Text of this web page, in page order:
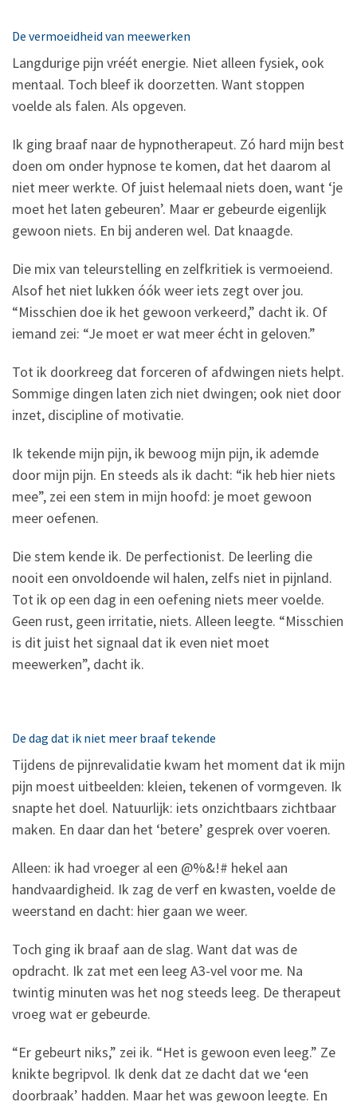
De vermoeidheid van meewerken
Langdurige pijn vréét energie. Niet alleen fysiek, ook
mentaal. Toch bleef ik doorzetten. Want stoppen
voelde als falen. Als opgeven.
Ik ging braaf naar de hypnotherapeut. Zó hard mijn best
doen om onder hypnose te komen, dat het daarom al
niet meer werkte. Of juist helemaal niets doen, want ‘je
moet het laten gebeuren’. Maar er gebeurde eigenlijk
gewoon niets. En bij anderen wel. Dat knaagde.
Die mix van teleurstelling en zelfkritiek is vermoeiend.
Alsof het niet lukken óók weer iets zegt over jou.
“Misschien doe ik het gewoon verkeerd,” dacht ik. Of
iemand zei: “Je moet er wat meer écht in geloven.”
Tot ik doorkreeg dat forceren of afdwingen niets helpt.
Sommige dingen laten zich niet dwingen; ook niet door
inzet, discipline of motivatie.
Ik tekende mijn pijn, ik bewoog mijn pijn, ik ademde
door mijn pijn. En steeds als ik dacht: “ik heb hier niets
mee”, zei een stem in mijn hoofd: je moet gewoon
meer oefenen.
Die stem kende ik. De perfectionist. De leerling die
nooit een onvoldoende wil halen, zelfs niet in pijnland.
Tot ik op een dag in een oefening niets meer voelde.
Geen rust, geen irritatie, niets. Alleen leegte. “Misschien
is dit juist het signaal dat ik even niet moet
meewerken”, dacht ik.
De dag dat ik niet meer braaf tekende
Tijdens de pijnrevalidatie kwam het moment dat ik mijn
pijn moest uitbeelden: kleien, tekenen of vormgeven. Ik
snapte het doel. Natuurlijk: iets onzichtbaars zichtbaar
maken. En daar dan het ‘betere’ gesprek over voeren.
Alleen: ik had vroeger al een @%&!# hekel aan
handvaardigheid. Ik zag de verf en kwasten, voelde de
weerstand en dacht: hier gaan we weer.
Toch ging ik braaf aan de slag. Want dat was de
opdracht. Ik zat met een leeg A3-vel voor me. Na
twintig minuten was het nog steeds leeg. De therapeut
vroeg wat er gebeurde.
“Er gebeurt niks,” zei ik. “Het is gewoon even leeg.” Ze
knikte begripvol. Ik denk dat ze dacht dat we ‘een
doorbraak’ hadden. Maar het was gewoon leegte. En